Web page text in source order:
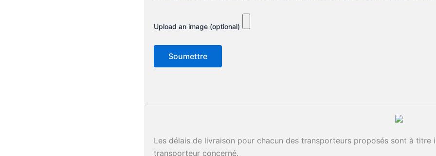
Upload an image (optional)
Les délais de livraison pour chacun des transporteurs proposés sont à
transporteur concerné.